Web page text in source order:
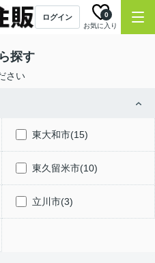
ログイン
お気に入り
0
探す
さい
東大和市(15)
東久留米市(10)
立川市(3)